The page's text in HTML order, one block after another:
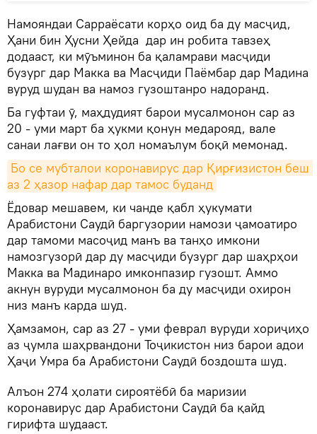
Намояндаи Сарраёсати корҳо оид ба ду масҷид,
Ҳани бин Ҳусни Ҳейда дар ин робита тавзеҳ
додааст, ки мӯъминон ба қаламрави масҷиди
бузург дар Макка ва Масҷиди Паёмбар дар Мадина
вуруд шудан ва намоз гузоштанро надоранд.
Ба гуфтаи ӯ, маҳдудият барои мусалмонон сар аз
20 - уми март ба ҳукми қонун медарояд, вале
санаи лағви он то ҳол номаълум боқӣ мемонад.
Бо се мубталои коронавирус дар Қирғизистон беш
аз 2 ҳазор нафар дар тамос буданд
Ёдовар мешавем, ки чанде қабл ҳукумати
Арабистони Саудӣ баргузории намози ҷамоатиро
дар тамоми масоҷид манъ ва танҳо имкони
намозгузорӣ дар ду масҷиди бузург дар шаҳрҳои
Макка ва Мадинаро имконпазир гузошт. Аммо
акнун вуруди мусалмонон ба ду масҷиди охирон
низ манъ карда шуд.
Ҳамзамон, сар аз 27 - уми феврал вуруди хориҷиҳо
аз ҷумла шаҳрвандони Тоҷикистон низ барои адои
Ҳаҷи Умра ба Арабистони Саудӣ боздошта шуд.
Алъон 274 ҳолати сироятёбӣ ба маризии
коронавирус дар Арабистони Саудӣ ба қайд
гирифта шудааст.